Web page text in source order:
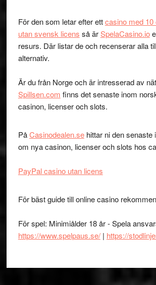
För den som letar efter ettcasino med 10
utan svensk licens så ärSpelaCasino.io
resurs. Där listar de och recenserar alla
alternativ.
Är du från Norge och är intresserad av
Spillsen.com finns det senaste inom
casinon, licenser och slots.
PåCasinodealen.sehittar ni den senaste
om nya casinon, licenser och slots hos
PayPal casino utan licens
För bäst guide till online casino
För spel: Minimiålder 18 år - Spela
https://www.spelpaus.se/| https://